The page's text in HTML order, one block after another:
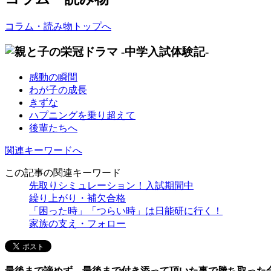
コラム・読み物トップへ
感動の瞬間
わが子の成長
きずな
ハプニングを乗り超えて
後輩たちへ
関連キーワードへ
この記事の関連キーワード
先取りシミュレーション！入試期間中
繰り上がり・補欠合格
「困った時」「つらい時」は日能研に行く！
家族の支え・フォロー